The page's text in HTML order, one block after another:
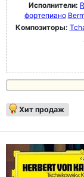
Исполнители:
фортепиано
Композиторы:
Хит продаж